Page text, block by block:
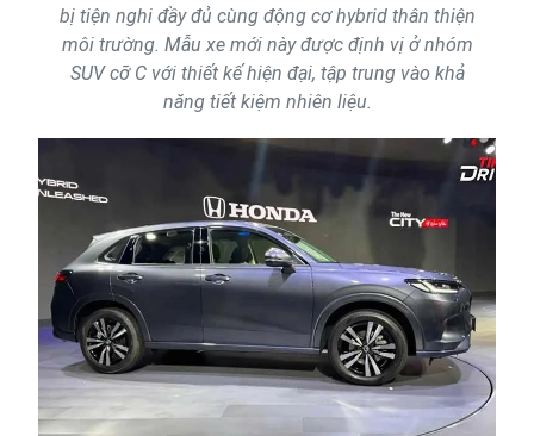
bị tiện nghi đầy đủ cùng động cơ hybrid thân thiện
môi trường. Mẫu xe mới này được định vị ở nhóm
SUV cỡ C với thiết kế hiện đại, tập trung vào khả
năng tiết kiệm nhiên liệu.